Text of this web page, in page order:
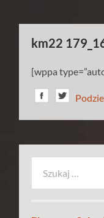
km22
[wppa